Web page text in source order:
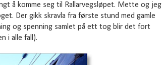
å komme seg til Rallarvegsløpet. Mette og jeg
Der gikk skravla fra første stund med gamle
og spenning samlet på ett tog blir det fort
i alle fall).